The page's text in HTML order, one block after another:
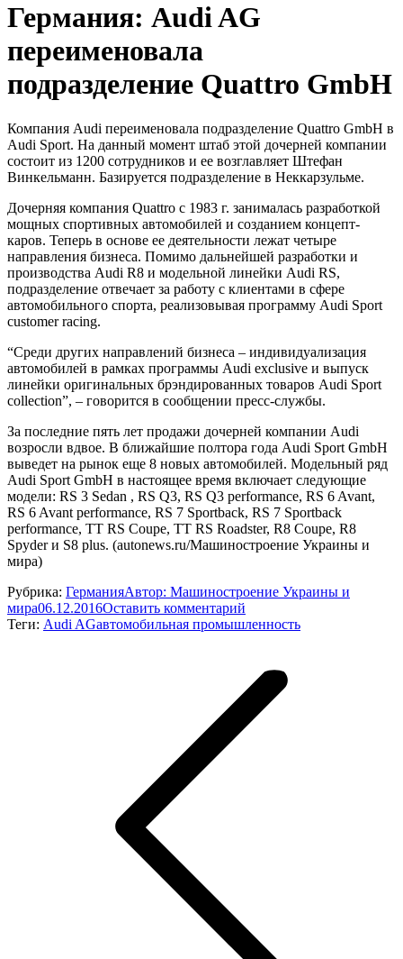
Германия: Audi AG
переименовала
подразделение Quattro GmbH
Компания Audi переименовала подразделение Quattro GmbH в
Audi Sport. На данный момент штаб этой дочерней компании
состоит из 1200 сотрудников и ее возглавляет Штефан
Винкельманн. Базируется подразделение в Неккарзульме.
Дочерняя компания Quattro с 1983 г. занималась разработкой
мощных спортивных автомобилей и созданием концепт-
каров. Теперь в основе ее деятельности лежат четыре
направления бизнеса. Помимо дальнейшей разработки и
производства Audi R8 и модельной линейки Audi RS,
подразделение отвечает за работу с клиентами в сфере
автомобильного спорта, реализовывая программу Audi Sport
customer racing.
“Среди других направлений бизнеса – индивидуализация
автомобилей в рамках программы Audi exclusive и выпуск
линейки оригинальных брэндированных товаров Audi Sport
collection”, – говорится в сообщении пресс-службы.
За последние пять лет продажи дочерней компании Audi
возросли вдвое. В ближайшие полтора года Audi Sport GmbH
выведет на рынок еще 8 новых автомобилей. Модельный ряд
Audi Sport GmbH в настоящее время включает следующие
модели: RS 3 Sedan , RS Q3, RS Q3 performance, RS 6 Avant,
RS 6 Avant performance, RS 7 Sportback, RS 7 Sportback
performance, TT RS Coupe, TT RS Roadster, R8 Coupe, R8
Spyder и S8 plus. (autonews.ru/Машиностроение Украины и
мира)
Рубрика: ГерманияАвтор: Машиностроение Украины и
мира06.12.2016Оставить комментарий
Теги: Audi AGавтомобильная промышленность